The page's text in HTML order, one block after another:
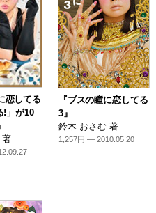
恋してる
!」が10
著
『ブスの瞳に恋してる
3』
鈴木 おさむ 著
1,257円 — 2010.05.20